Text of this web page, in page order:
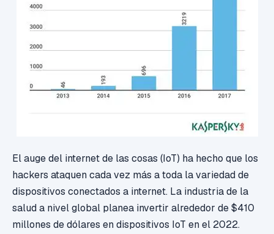
El auge del internet de las cosas (IoT) ha hecho que los
hackers ataquen cada vez más a toda la variedad de
dispositivos conectados a internet. La industria de la
salud a nivel global planea invertir alrededor de $410
millones de dólares en dispositivos IoT en el 2022.